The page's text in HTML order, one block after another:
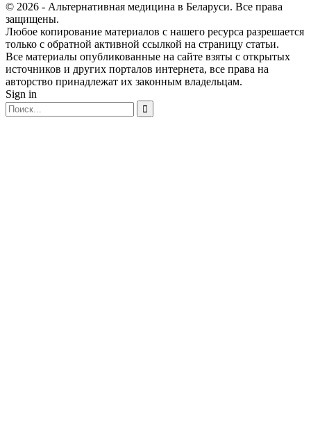
© 2026 - Альтернативная медицина в Беларуси. Все права
защищены.
Любое копирование материалов с нашего ресурса разрешается
только с обратной активной ссылкой на страницу статьи.
Все материалы опубликованные на сайте взяты с открытых
источников и других порталов интернета, все права на
авторство принадлежат их законным владельцам.
Sign in